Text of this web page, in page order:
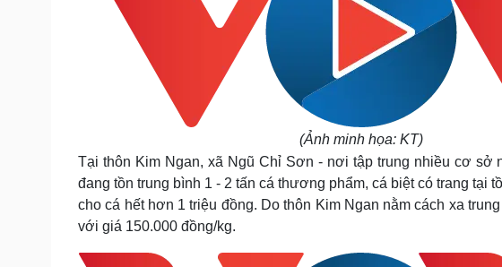
Sản phụ khoa
Nhi khoa
Nam khoa
Làm đẹp - giảm cân
Phòng mạch online
Ăn sạch sống khỏe
Tình yêu - Gia đình
Âm nhạc
Di sản
(Ảnh minh họa: KT)
Tại thôn Kim Ngan, xã Ngũ Chỉ Sơn - nơi tập trung nhiều cơ sở
đang tồn trung bình 1 - 2 tấn cá thương phẩm, cá biệt có trang tại
cho cá hết hơn 1 triệu đồng. Do thôn Kim Ngan nằm cách xa
với giá 150.000 đồng/kg.